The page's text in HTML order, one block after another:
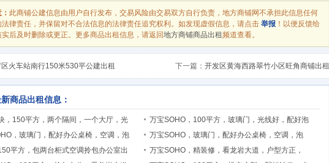
此商铺公建信息由用户自行发布，交易风险由交易双方自行负责，地方商铺网不承担此信息任何
法律责任，并保留对不合法信息的法律责任追究权利。如发现虚假信息，请点击 举报 ！以便反馈给
实后及时删除或更正。更多商品出租信息，请返回地方商铺商品出租频道查看。
区火车站南行150米530平公建出租 下一篇： 开发区黄海西路翠竹小区旺角商铺出租
商品出租信息：
，150平方，两个隔间，一个大厅，光
万宝SOHO，100平方，玻璃门，光线好，配好泡
，玻璃门，配好办公桌椅，空调，泡
万宝SOHO，玻璃门，配好办公桌椅，空调，泡
平方，包两台柜式空调拎包办公室出
万宝SOHO，精装修，看龙岩大道，户型方正，